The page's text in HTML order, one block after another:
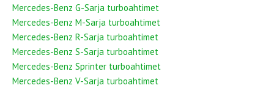
Mercedes-Benz G-Sarja turboahtimet
Mercedes-Benz M-Sarja turboahtimet
Mercedes-Benz R-Sarja turboahtimet
Mercedes-Benz S-Sarja turboahtimet
Mercedes-Benz Sprinter turboahtimet
Mercedes-Benz V-Sarja turboahtimet